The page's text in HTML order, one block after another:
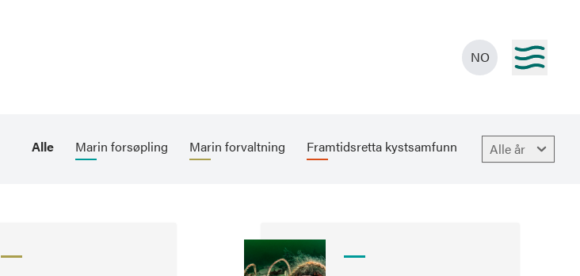
NO
Alle Marin forsøpling Marin forvaltning Framtidsretta kystsamfunn Alle år